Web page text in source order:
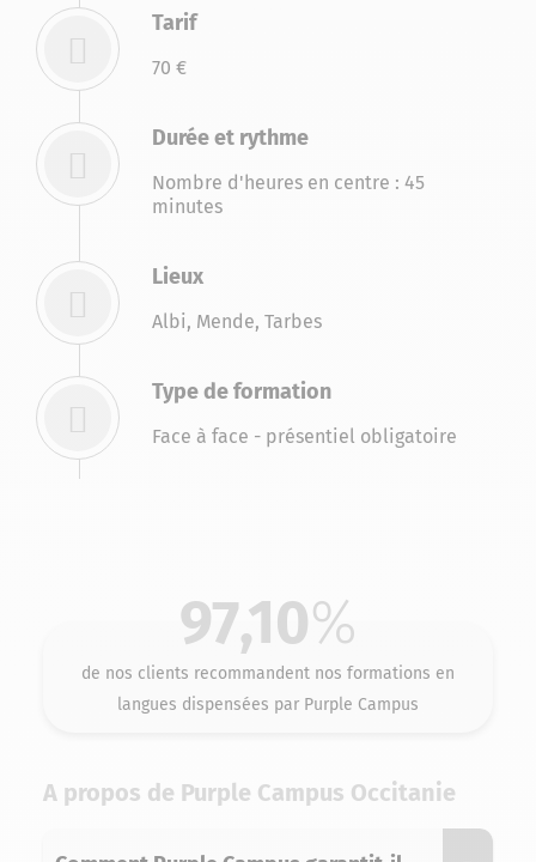
Tarif
70 €
Durée et rythme
Nombre d'heures en centre : 45
minutes
Lieux
Albi, Mende, Tarbes
Type de formation
Face à face - présentiel obligatoire
97,10%
de nos clients recommandent nos formations en
langues dispensées par Purple Campus
A propos de Purple Campus Occitanie